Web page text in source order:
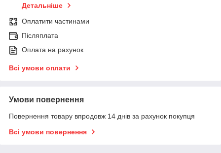
Детальніше
Оплатити частинами
Післяплата
Оплата на рахунок
Всі умови оплати
Умови повернення
Повернення товару впродовж 14 днів за рахунок покупця
Всі умови повернення